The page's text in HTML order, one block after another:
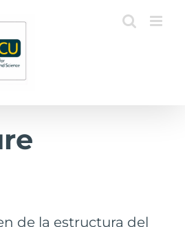
de la estructura del